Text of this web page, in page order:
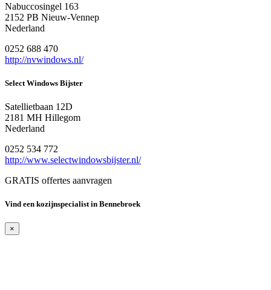
Nabuccosingel 163
2152 PB Nieuw-Vennep
Nederland
0252 688 470
http://nvwindows.nl/
Select Windows Bijster
Satellietbaan 12D
2181 MH Hillegom
Nederland
0252 534 772
http://www.selectwindowsbijster.nl/
GRATIS offertes aanvragen
Vind een kozijnspecialist in Bennebroek
×